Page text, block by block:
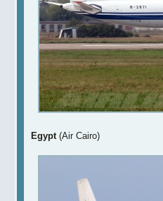
Egypt(Air Cairo)